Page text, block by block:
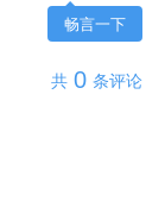
畅言一下
共 0 条评论